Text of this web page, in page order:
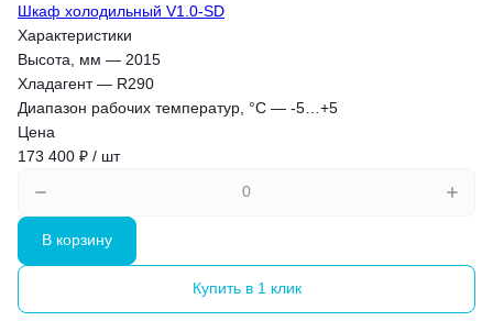
Шкаф холодильный V1.0-SD
Характеристики
Высота, мм — 2015
Хладагент— R290
Диапазон рабочих температур, °C — -5…+5
Цена
173 400 ₽ / шт
В корзину
Купить в 1 клик